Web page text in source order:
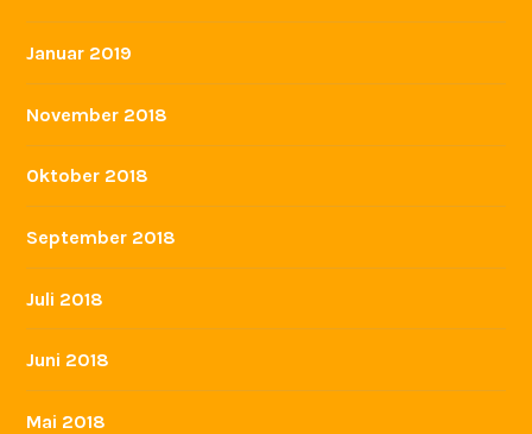
Januar 2019
November 2018
Oktober 2018
September 2018
Juli 2018
Juni 2018
Mai 2018